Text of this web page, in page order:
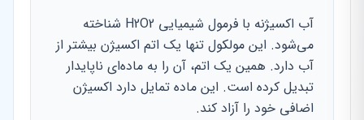
آب اکسیژنه با فرمول شیمیایی H2O2 شناخته
می‌شود. این مولکول تنها یک اتم اکسیژن بیشتر از
آب دارد. همین یک اتم، آن را به ماده‌ای ناپایدار
تبدیل کرده است. این ماده تمایل دارد اکسیژن
اضافی خود را آزاد کند.